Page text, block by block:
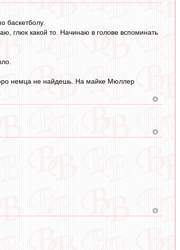
баскетболу.
глюк какой то. Начинаю в голове вспоминать
немца не найдешь. На майке Мюллер